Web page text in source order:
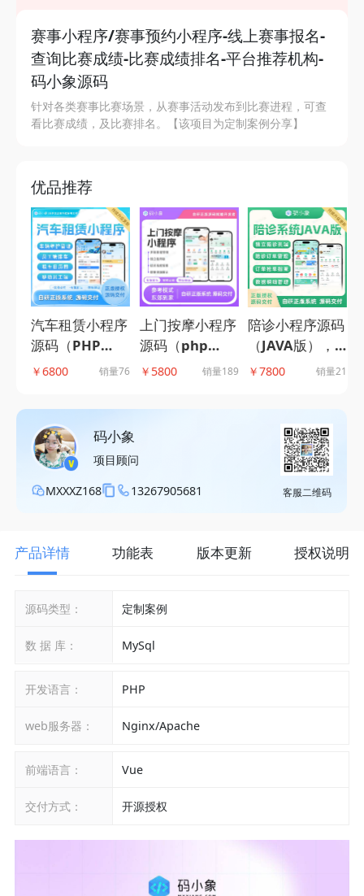
赛事小程序/赛事预约小程序-线上赛事报名-
查询比赛成绩-比赛成绩排名-平台推荐机构-
码小象源码
针对各类赛事比赛场景，从赛事活动发布到比赛进程，可查
看比赛成绩，及比赛排名。【该项目为定制案例分享】
优品推荐
程序
自营
营模
象
销量238
家政代理版小程
序源码（JAVA
版），支持城市
多模式设置-码
小象源码
￥8800 销量45
汽车租赁小程序
源码（PHP
版）,租车系
下属门店及车辆
￥6800 销量76
上门按摩小程序
源码（php
版），服务人员
单跟踪主流框架
打造-码小象源
￥5800 销量189
码小象
项目顾问
MXXXZ168
13267905681 客服二维码
产品详情 功能表 版本更新 授权说明
源码类型： 定制案例
数 据 库： MySql
开发语言： PHP
web服务器： Nginx/Apache
前端语言： Vue
交付方式： 开源授权